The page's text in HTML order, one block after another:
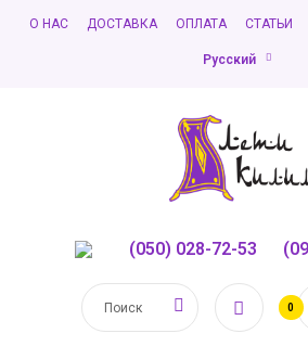
О НАС ДОСТАВКА ОПЛАТА СТАТЬИ
Русский
(050) 028-72-53
0